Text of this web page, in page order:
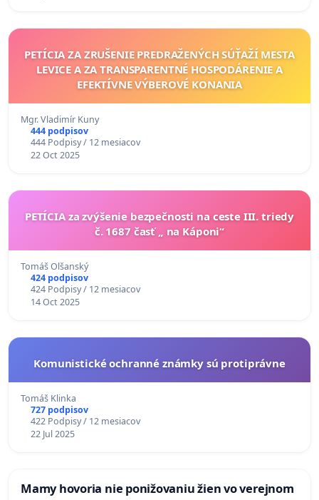
PETÍCIA ZA ZRUŠENIE PREDRAŽENÝCH SÚŤAŽÍ MESTA
LEVICE A ZA TRANSPARENTNÉ HOSPODÁRENIE A
EFEKTÍVNE VÝBEROVÉ KONANIA
Mgr. Vladimír Kuny
444 podpisov
444 Podpisy / 12 mesiacov
22 Oct 2025
PETÍCIA za zvýšenie bezpečnosti na ceste III. triedy
č. 1687 časť „ na Káponi“
Tomáš Olšanský
424 podpisov
424 Podpisy / 12 mesiacov
14 Oct 2025
Komunistické ochranné známky sú protiprávne
Tomáš Klinka
727 podpisov
422 Podpisy / 12 mesiacov
22 Jul 2025
Mamy hovoria nie ponižovaniu žien vo verejnom